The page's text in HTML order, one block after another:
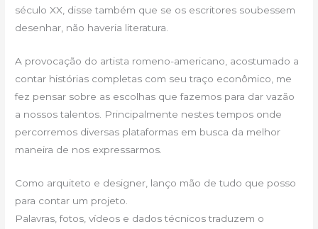
século XX, disse também que se os escritores soubessem
desenhar, não haveria literatura.
A provocação do artista romeno-americano, acostumado a
contar histórias completas com seu traço econômico, me
fez pensar sobre as escolhas que fazemos para dar vazão
a nossos talentos. Principalmente nestes tempos onde
percorremos diversas plataformas em busca da melhor
maneira de nos expressarmos.
Como arquiteto e designer, lanço mão de tudo que posso
para contar um projeto.
Palavras, fotos, vídeos e dados técnicos traduzem o